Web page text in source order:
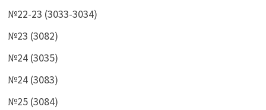
№22-23 (3033-3034)
№23 (3082)
№24 (3035)
№24 (3083)
№25 (3084)